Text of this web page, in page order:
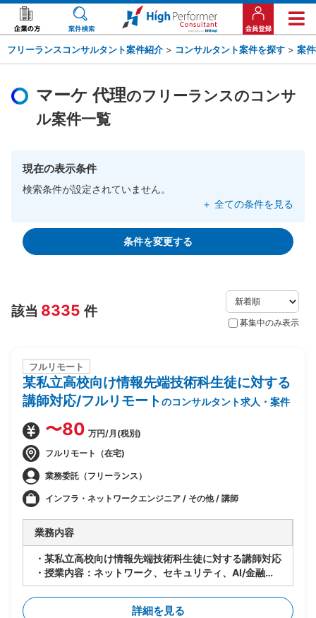
フリーランスコンサルタント案件紹介 > コンサルタント案件を探す > 案
マーケ 代理のフリーランスのコンサ
ル案件一覧
現在の表示条件
検索条件が設定されていません。
＋ 全ての条件を見る
条件を変更する
該当 8335 件
募集中のみ表示
フルリモート
某私立高校向け情報先端技術科生徒に対する
講師対応/フルリモートのコンサルタント求人・案件
〜80 万円/月(税別)
フルリモート（在宅)
業務委託（フリーランス）
インフラ・ネットワークエンジニア / その他 / 講師
業務内容
・某私立高校向け情報先端技術科生徒に対する講師対応
・授業内容：ネットワーク、セキュリティ、AI/金融工
学(高校生向けのため企業におけるお金の話)、情報Ⅰ
・授業日：月曜(9:40～12:40、13:15～15:30)、水曜
詳細を見る